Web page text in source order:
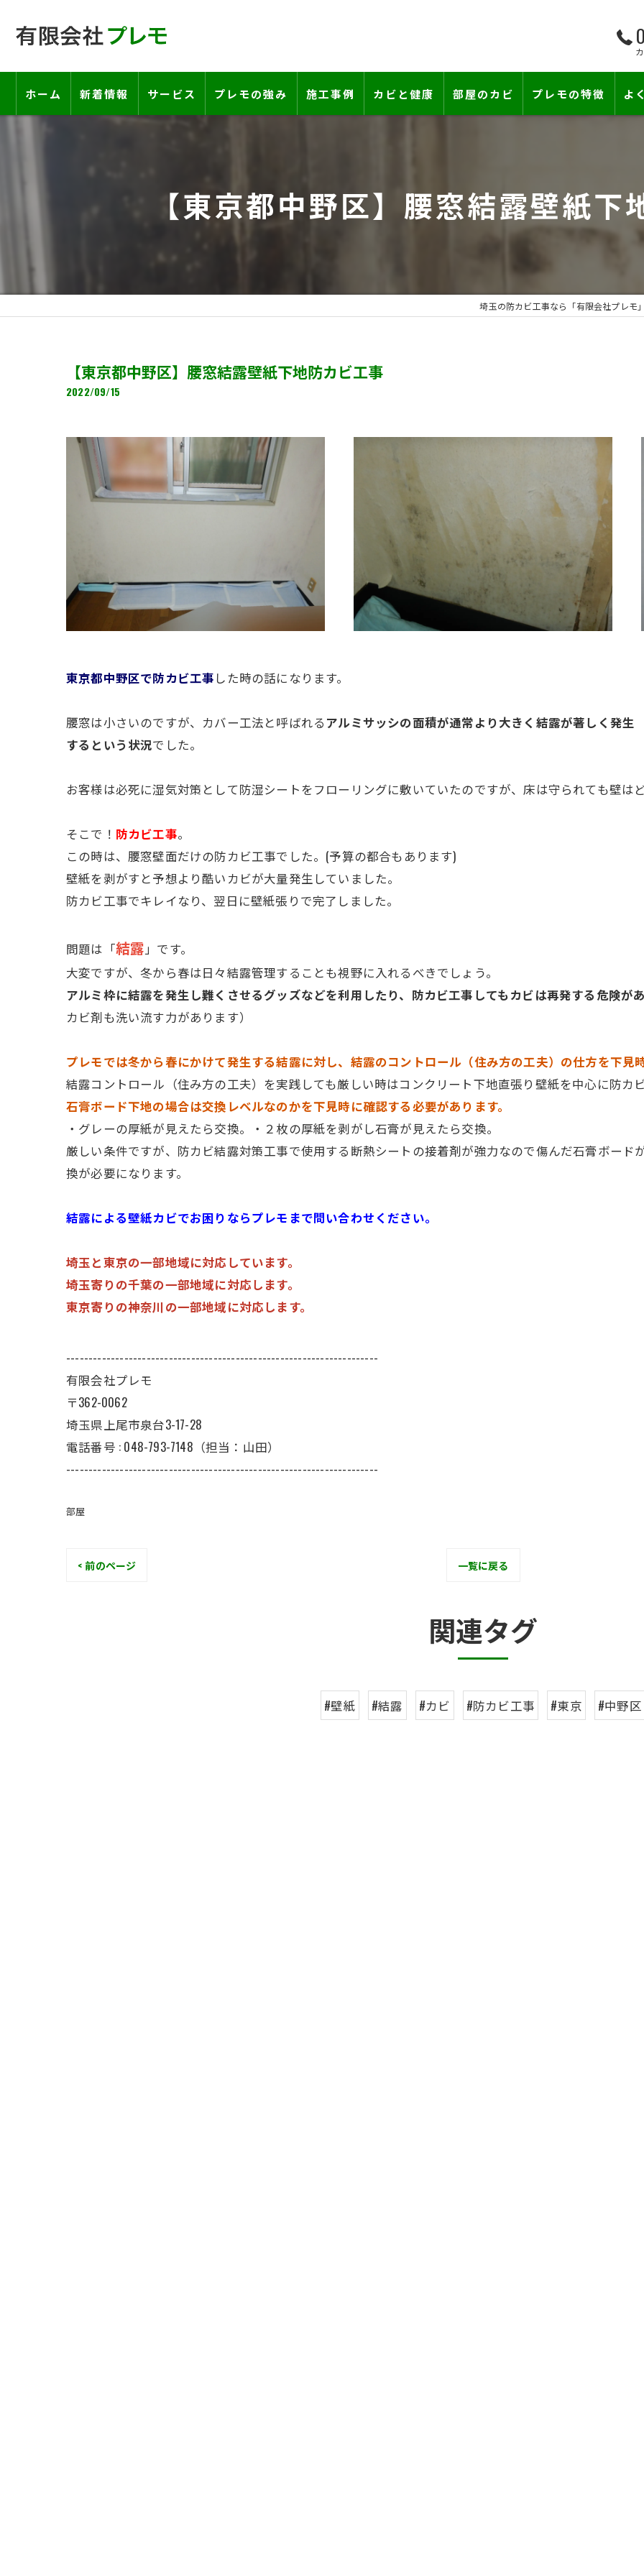
ホーム 新着情報 サービス プレモの強み 施工事例 カビと健康 部屋のカビ
壁紙カビ・壁紙下地のカビ
カビ臭い部屋
プレモの特徴
漏水事故のカビ
部屋の除菌消臭
よ
【東京都中野区】腰窓結露壁紙下
埼玉の防カビ工事なら「有限会社プレモ」
【東京都中野区】腰窓結露壁紙下地防カビ工事
2022/09/15
東京都中野区で防カビ工事 した時の話になります。
腰窓は小さいのですが、カバー工法と呼ばれる アルミサッシの面積が通常より大きく結露が著しく発生
するという状況でした。
お客様は必死に湿気対策として防湿シートをフローリングに敷いていたのですが、床は守られても壁は
そこで！ 防カビ工事。
この時は、腰窓壁面だけの防カビ工事でした。(予算の都合もあります)
壁紙を剥がすと予想より酷いカビが大量発生していました。
防カビ工事でキレイなり、翌日に壁紙張りで完了しました。
問題は「結露」です。
大変ですが、冬から春は日々結露管理することも視野に入れるべきでしょう。
アルミ枠に結露を発生し難くさせるグッズなどを利用したり、防カビ工事してもカビは再発する危険があ
カビ剤も洗い流す力があります）
プレモでは冬から春にかけて発生する結露に対し、結露のコントロール（住み方の工夫）の仕方を下見
結露コントロール（住み方の工夫）を実践しても厳しい時はコンクリート下地直張り壁紙を中心に防カ
石膏ボード下地の場合は交換レベルなのかを下見時に確認する必要があります。
・グレーの厚紙が見えたら交換。・２枚の厚紙を剥がし石膏が見えたら交換。
厳しい条件ですが、防カビ結露対策工事で使用する断熱シートの接着剤が強力なので傷んだ石膏ボード
換が必要になります。
結露による壁紙カビでお困りならプレモまで問い合わせください。
埼玉と東京の一部地域に対応しています。
埼玉寄りの千葉の一部地域に対応します。
東京寄りの神奈川の一部地域に対応します。
----------------------------------------------------------------------
有限会社プレモ
〒362-0062
埼玉県上尾市泉台3-17-28
電話番号 : 048-793-7148（担当：山田）
----------------------------------------------------------------------
部屋
< 前のページ 一覧に戻る
関連タグ
#壁紙 #結露 #カビ #防カビ工事 #東京 #中野区